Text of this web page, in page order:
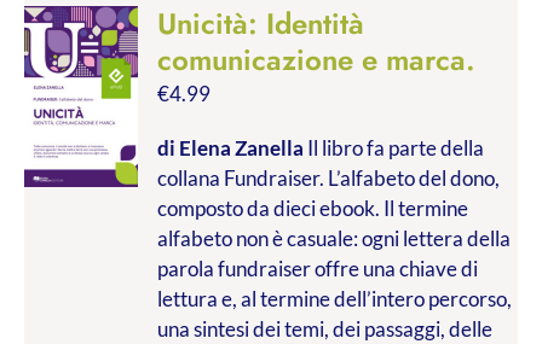
Unicità: Identità
comunicazione e marca.
€4.99
di Elena Zanella Il libro fa parte della
collana Fundraiser. L’alfabeto del dono,
composto da dieci ebook. Il termine
alfabeto non è casuale: ogni lettera della
parola fundraiser offre una chiave di
lettura e, al termine dell’intero percorso,
una sintesi dei temi, dei passaggi, delle